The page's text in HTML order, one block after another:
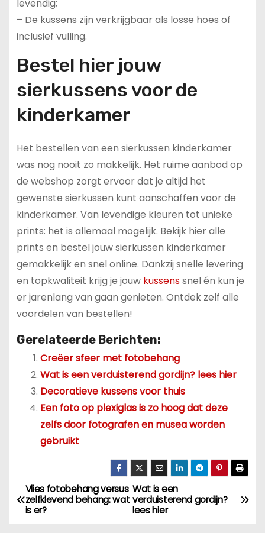
levendig;
– De kussens zijn verkrijgbaar als losse hoes of
inclusief vulling.
Bestel hier jouw
sierkussens voor de
kinderkamer
Het bestellen van een sierkussen kinderkamer
was nog nooit zo makkelijk. Het ruime aanbod op
de webshop zorgt ervoor dat je altijd het
gewenste sierkussen kunt aanschaffen voor de
kinderkamer. Van levendige kleuren tot unieke
prints: het is allemaal mogelijk. Bekijk hier alle
prints en bestel jouw sierkussen kinderkamer
gemakkelijk en snel online. Dankzij snelle levering
en topkwaliteit krijg je jouw kussenssnel én kun je
er jarenlang van gaan genieten. Ontdek zelf alle
voordelen van bestellen!
Gerelateerde Berichten:
Creëer sfeer met fotobehang
Wat is een verduisterend gordijn? lees hier
Decoratieve kussens voor thuis
Een foto op plexiglas is zo hoog dat deze
zelfs door fotografen en musea worden
gebruikt
B
e
Wat is een
verduisterend gordijn?
lees hier
Vlies fotobehang versus
zelfklevend behang: wat
is er?